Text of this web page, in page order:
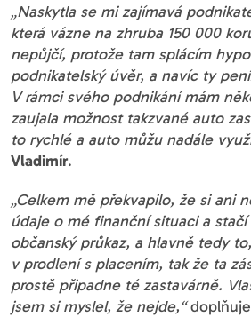
„Naskytla se mi zajímavá
která vázne na zhruba 150 000
nepůjčí, protože tam splácím
podnikatelský úvěr, a navíc ty
V rámci svého podnikání mám
zaujala možnost takzvané auto
to rychlé a auto můžu nadále
Vladimír.
„Celkem mě překvapilo, že si ani
údaje o mé finanční situaci a
občanský průkaz, a hlavně tedy
v prodlení s placením, tak že ta
prostě připadne té zastavárně.
jsem si myslel, že nejde,“